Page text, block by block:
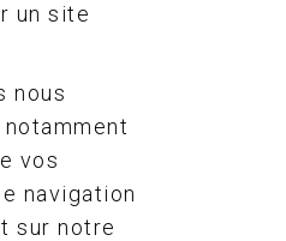
un site
nous
vos
navigation
sur notre